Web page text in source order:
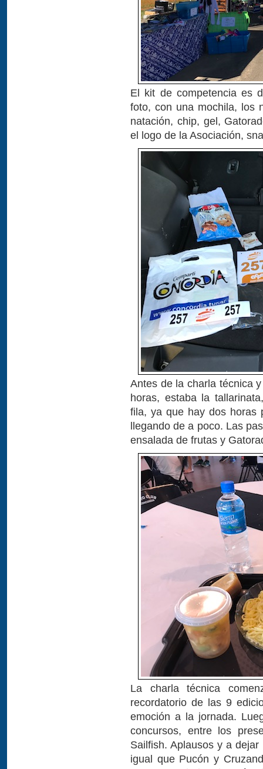
El kit de competencia es
foto, con una mochila, los
natación, chip, gel,
el logo de la Asociación,
Antes de la charla técnica
horas, estaba la
fila, ya que hay dos horas
llegando de a poco. Las
ensalada de frutas y
La charla técnica
recordatorio de las 9
emoción a la jornada.
concursos, entre los
Sailfish. Aplausos y a
igual que Pucón y